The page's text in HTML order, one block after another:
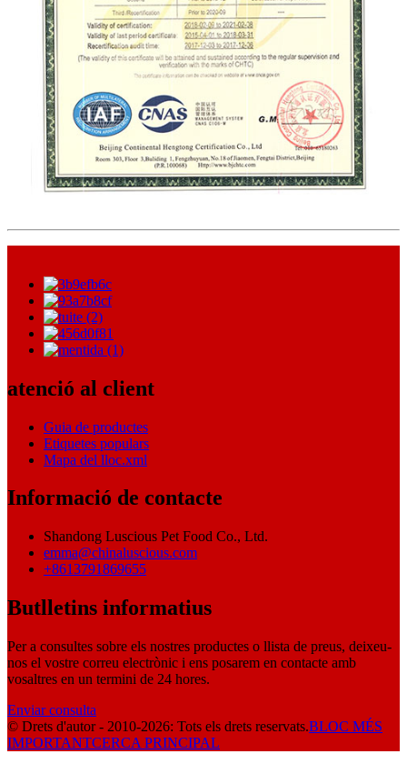
atenció al client
Guia de productes
Etiquetes populars
Mapa del lloc.xml
Informació de contacte
Shandong Luscious Pet Food Co., Ltd.
emma@chinaluscious.com
+8613791869655
Butlletins informatius
Per a consultes sobre els nostres productes o llista de preus, deixeu-
nos el vostre correu electrònic i ens posarem en contacte amb
vosaltres en un termini de 24 hores.
Enviar consulta
© Drets d'autor - 2010-2026: Tots els drets reservats.BLOC MÉS
IMPORTANTCERCA PRINCIPAL